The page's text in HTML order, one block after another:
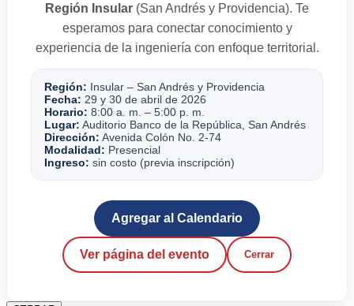
Región Insular (San Andrés y Providencia). Te
esperamos para conectar conocimiento y
experiencia de la ingeniería con enfoque territorial.
Región: Insular – San Andrés y Providencia
Fecha: 29 y 30 de abril de 2026
Horario: 8:00 a. m. – 5:00 p. m.
Lugar: Auditorio Banco de la República, San Andrés
Dirección: Avenida Colón No. 2-74
Modalidad: Presencial
Ingreso: sin costo (previa inscripción)
Agregar al Calendario
Ver página del evento Cerrar